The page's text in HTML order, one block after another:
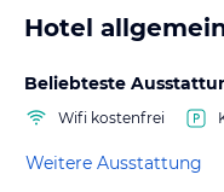
Hotel
Beliebteste
Wifi kostenfrei
Weitere Ausstattung